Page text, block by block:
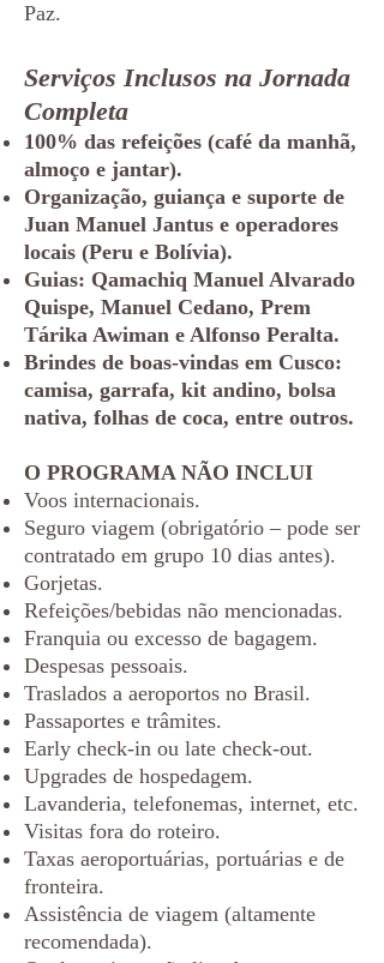
Paz.
Serviços Inclusos na Jornada
Completa
100% das refeições (café da manhã,
almoço e jantar).
Organização, guiança e suporte de
Juan Manuel Jantus e operadores
locais (Peru e Bolívia).
Guias: Qamachiq Manuel Alvarado
Quispe, Manuel Cedano, Prem
Tárika Awiman e Alfonso Peralta.
Brindes de boas-vindas em Cusco:
camisa, garrafa, kit andino, bolsa
nativa, folhas de coca, entre outros.
O PROGRAMA NÃO INCLUI
Voos internacionais.
Seguro viagem (obrigatório – pode ser
contratado em grupo 10 dias antes).
Gorjetas.
Refeições/bebidas não mencionadas.
Franquia ou excesso de bagagem.
Despesas pessoais.
Traslados a aeroportos no Brasil.
Passaportes e trâmites.
Early check-in ou late check-out.
Upgrades de hospedagem.
Lavanderia, telefonemas, internet, etc.
Visitas fora do roteiro.
Taxas aeroportuárias, portuárias e de
fronteira.
Assistência de viagem (altamente
recomendada).